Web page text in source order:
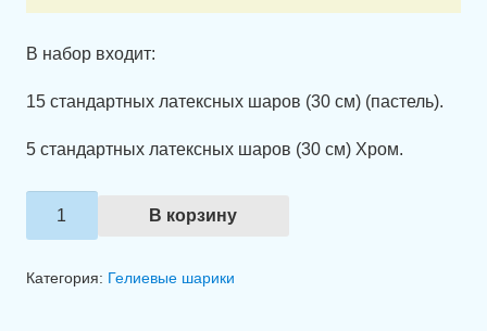
В набор входит:
15 стандартных латексных шаров (30 см) (пастель).
5 стандартных латексных шаров (30 см) Хром.
Количество
товара
В корзину
Категория: Гелиевые шарики